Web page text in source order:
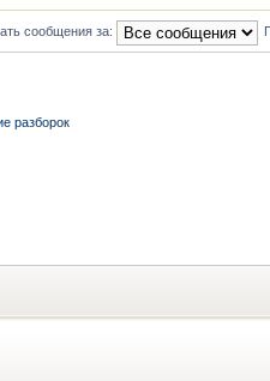
сообщения за:
разборок